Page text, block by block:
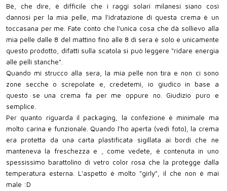
Bè, che dire, è difficile che i raggi solari milanesi siano così
dannosi per la mia pelle, ma l'idratazione di questa crema è un
toccasana per me. Fate conto che l'unica cosa che dà sollievo alla
mia pelle dalle 8 del mattino fino alle 8 di sera è solo e unicamente
questo prodotto, difatti sulla scatola si può leggere "ridare energia
alle pelli stanche".
Quando mi strucco alla sera, la mia pelle non tira e non ci sono
zone secche o screpolate e, credetemi, io giudico in base a
questo se una crema fa per me oppure no. Giudizio puro e
semplice.
Per quanto riguarda il packaging, la confezione è minimale ma
molto carina e funzionale. Quando l'ho aperta (vedi foto), la crema
era protetta da una carta plastificata sigillata ai bordi che ne
manteneva la freschezza e , come vedete, è contenuta in uno
spessissimo barattolino di vetro color rosa che la protegge dalla
temperatura esterna. L'aspetto è molto "girly", il che non è mai
male :D